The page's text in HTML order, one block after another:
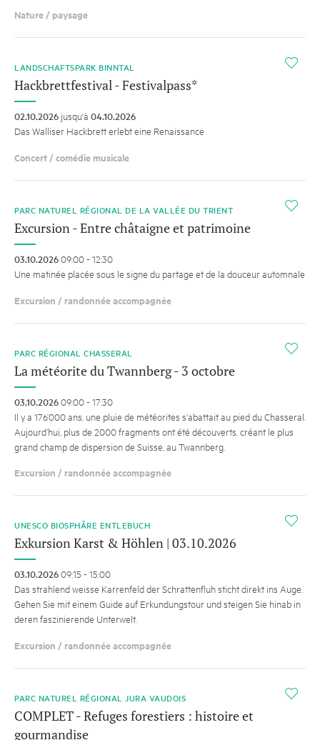
Nature / paysage
i
LANDSCHAFTSPARK BINNTAL
Hackbrettfestival - Festivalpass*
02.10.2026 jusqu'à 04.10.2026
Das Walliser Hackbrett erlebt eine Renaissance
Concert / comédie musicale
i
PARC NATUREL RÉGIONAL DE LA VALLÉE DU TRIENT
Excursion - Entre châtaigne et patrimoine
03.10.202609:00 - 12:30
Une matinée placée sous le signe du partage et de la douceur automnale
Excursion / randonnée accompagnée
i
PARC RÉGIONAL CHASSERAL
La météorite du Twannberg - 3 octobre
03.10.202609:00 - 17:30
Il y a 176’000 ans, une pluie de météorites s’abattait au pied du Chasseral.
Aujourd’hui, plus de 2000 fragments ont été découverts, créant le plus
grand champ de dispersion de Suisse, au Twannberg.
Excursion / randonnée accompagnée
i
UNESCO BIOSPHÄRE ENTLEBUCH
Exkursion Karst & Höhlen | 03.10.2026
03.10.202609:15 - 15:00
Das strahlend weisse Karrenfeld der Schrattenfluh sticht direkt ins Auge.
Gehen Sie mit einem Guide auf Erkundungstour und steigen Sie hinab in
deren faszinierende Unterwelt.
Excursion / randonnée accompagnée
i
PARC NATUREL RÉGIONAL JURA VAUDOIS
COMPLET - Refuges forestiers : histoire et
gourmandise